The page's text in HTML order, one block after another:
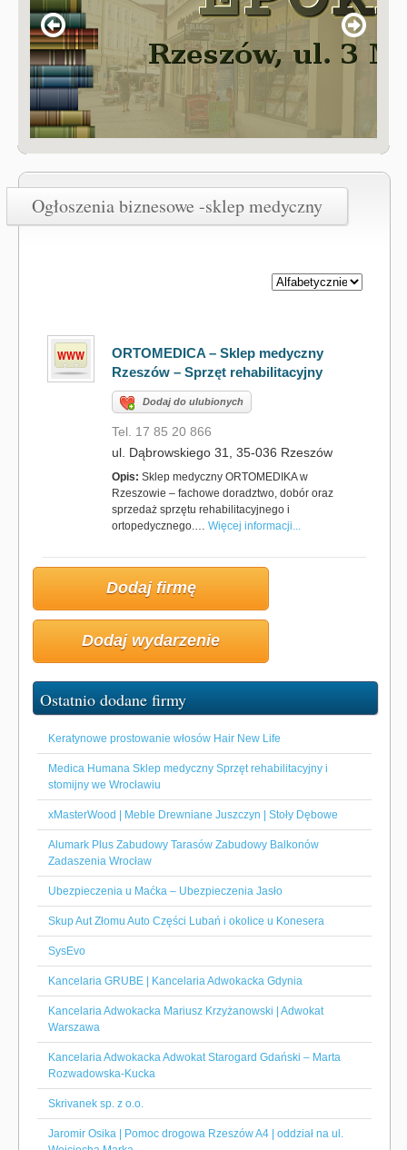
Ogłoszenia biznesowe -sklep medyczny
ORTOMEDICA – Sklep medyczny
Rzeszów – Sprzęt rehabilitacyjny
Dodaj do ulubionych
Tel. 17 85 20 866
ul. Dąbrowskiego 31, 35-036 Rzeszów
Opis: Sklep medyczny ORTOMEDIKA w
Rzeszowie – fachowe doradztwo, dobór oraz
sprzedaż sprzętu rehabilitacyjnego i
ortopedycznego.… Więcej informacji...
Dodaj firmę
Dodaj wydarzenie
Ostatnio dodane firmy
Keratynowe prostowanie włosów Hair New Life
Medica Humana Sklep medyczny Sprzęt rehabilitacyjny i
stomijny we Wrocławiu
xMasterWood | Meble Drewniane Juszczyn | Stoły Dębowe
Alumark Plus Zabudowy Tarasów Zabudowy Balkonów
Zadaszenia Wrocław
Ubezpieczenia u Maćka – Ubezpieczenia Jasło
Skup Aut Złomu Auto Części Lubań i okolice u Konesera
SysEvo
Kancelaria GRUBE | Kancelaria Adwokacka Gdynia
Kancelaria Adwokacka Mariusz Krzyżanowski | Adwokat
Warszawa
Kancelaria Adwokacka Adwokat Starogard Gdański – Marta
Rozwadowska-Kucka
Skrivanek sp. z o.o.
Jaromir Osika | Pomoc drogowa Rzeszów A4 | oddział na ul.